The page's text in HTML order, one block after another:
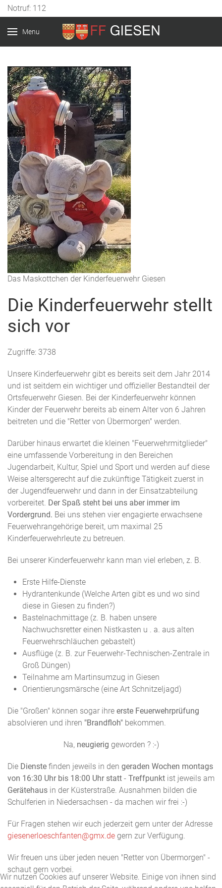
Notruf: 112
Menu
Das Maskottchen der Kinderfeuerwehr Giesen
Die Kinderfeuerwehr stellt
sich vor
Zugriffe: 3738
Unsere Kinderfeuerwehr gibt es bereits seit dem Jahr 2014
und ist seitdem ein wichtiger und offizieller Bestandteil der
Ortsfeuerwehr Giesen. Bei der Kinderfeuerwehr können
Kinder der Feuerwehr bereits ab einem Alter von 6 Jahren
beitreten und die "Retter von Übermorgen" werden.
Darüber hinaus erwartet die kleinen "Feuerwehrmitglieder"
eine umfassende Vorbereitung in den Bereichen
Jugendarbeit, Kultur, Spiel und Sport und werden auf diese
Weise altersgerecht auf die zukünftige Tätigkeit zuerst in
der Jugendfeuerwehr und dann in der Einsatzabteilung
vorbereitet. Der Spaß steht bei uns aber immer im
Vordergrund. Bei uns stehen vier engagierte erwachsene
Feuerwehrangehörige bereit, um maximal 25
Kinderfeuerwehrleute zu betreuen.
Bei unserer Kinderfeuerwehr kann man viel erleben, z. B.
Erste Hilfe-Dienste
Hydrantenkunde (Welche Arten gibt es und wo sind
diese in Giesen zu finden?)
Bastelnachmittage (z. B. haben unsere
Nachwuchsretter einen Nistkasten u . a. aus alten
Feuerwehrschläuchen gebastelt)
Ausflüge (z. B. zur Feuerwehr-Technischen-Zentrale in
Groß Düngen)
Teilnahme am Martinsumzug in Giesen
Orientierungsmärsche (eine Art Schnitzeljagd)
Die "Großen" können sogar ihre erste Feuerwehrprüfung
absolvieren und ihren "Brandfloh" bekommen.
Na, neugierig geworden ? :-)
Die Dienste finden jeweils in den geraden Wochen montags
von 16:30 Uhr bis 18:00 Uhr statt - Treffpunkt ist jeweils am
Gerätehaus in der Küsterstraße. Ausnahmen bilden die
Schulferien in Niedersachsen - da machen wir frei :-)
Für Fragen stehen wir euch jederzeit gern unter der Adresse
giesenerloeschfanten@gmx.de gern zur Verfügung.
Wir freuen uns über jeden neuen "Retter von Übermorgen" -
schaut gern vorbei.
Wir nutzen Cookies auf unserer Website. Einige von ihnen sind